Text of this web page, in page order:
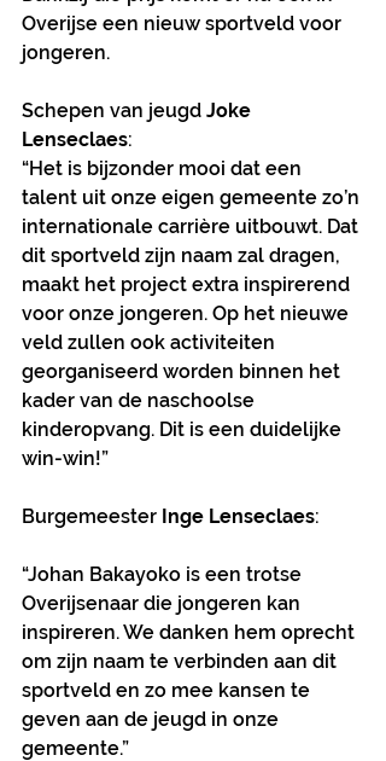
Overijse een nieuw sportveld voor
jongeren.
Schepen van jeugd Joke
Lenseclaes:
“Het is bijzonder mooi dat een
talent uit onze eigen gemeente zo’n
internationale carrière uitbouwt. Dat
dit sportveld zijn naam zal dragen,
maakt het project extra inspirerend
voor onze jongeren. Op het nieuwe
veld zullen ook activiteiten
georganiseerd worden binnen het
kader van de naschoolse
kinderopvang. Dit is een duidelijke
win-win!”
Burgemeester Inge Lenseclaes:
“Johan Bakayoko is een trotse
Overijsenaar die jongeren kan
inspireren. We danken hem oprecht
om zijn naam te verbinden aan dit
sportveld en zo mee kansen te
geven aan de jeugd in onze
gemeente.”